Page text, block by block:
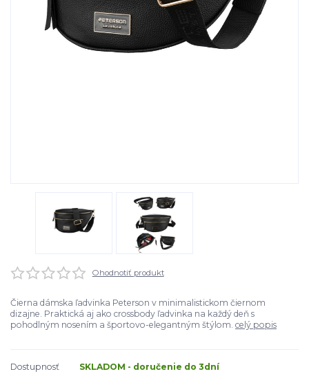
Ohodnotiť produkt
Čierna dámska ľadvinka Peterson v minimalistickom čiernom
dizajne. Praktická aj ako crossbody ľadvinka na každý deň s
pohodlným nosením a športovo-elegantným štýlom. celý popis
Dostupnosť SKLADOM - doručenie do 3dní